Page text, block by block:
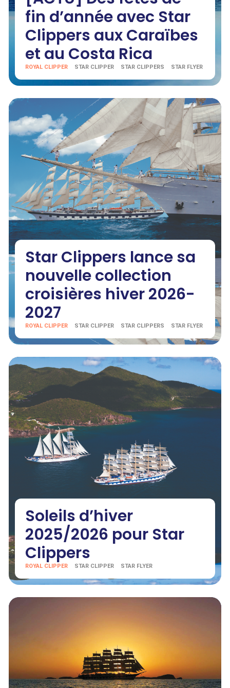
fin d’année avec Star
Clippers aux Caraïbes
et au Costa Rica
ROYAL CLIPPER STAR CLIPPER STAR CLIPPERS STAR FLYER
Star Clippers lance sa
nouvelle collection
croisières hiver 2026-
2027
ROYAL CLIPPER STAR CLIPPER STAR CLIPPERS STAR FLYER
Soleils d’hiver
2025/2026 pour Star
Clippers
ROYAL CLIPPER STAR CLIPPER STAR FLYER